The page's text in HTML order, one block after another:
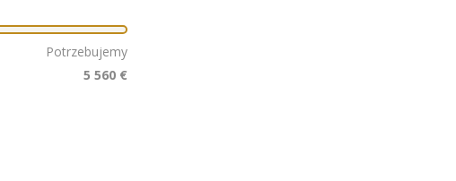
Potrzebujemy
5 560 €